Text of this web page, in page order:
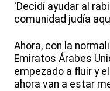
'Decidí ayudar al
comunidad judía
Ahora, con la
Emiratos Árabes
empezado a fluir y
ahora van a estar